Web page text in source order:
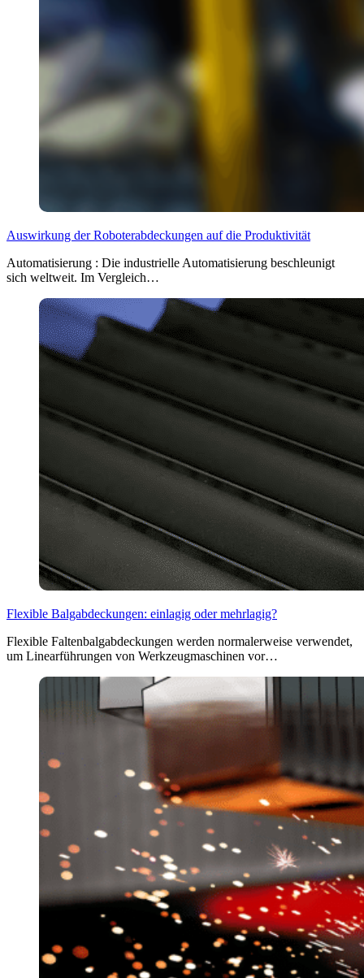
Auswirkung der Roboterabdeckungen auf die Produktivität
Automatisierung : Die industrielle Automatisierung beschleunigt
sich weltweit. Im Vergleich…
Flexible Balgabdeckungen: einlagig oder mehrlagig?
Flexible Faltenbalgabdeckungen werden normalerweise verwendet,
um Linearführungen von Werkzeugmaschinen vor…